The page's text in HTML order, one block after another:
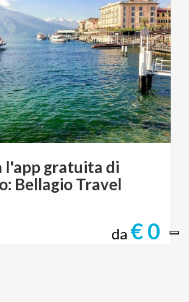
l'app gratuita di
Bellagio Travel
da € 0